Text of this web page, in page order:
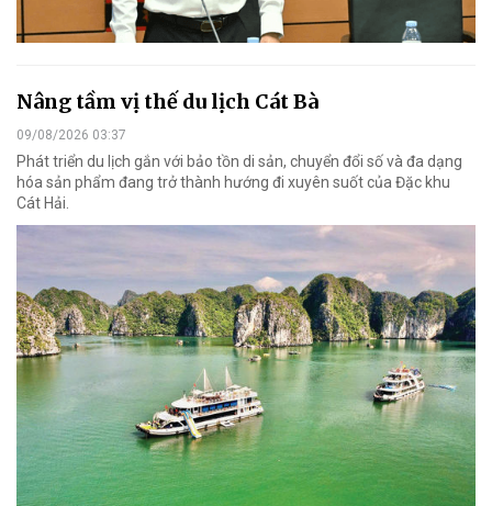
Nâng tầm vị thế du lịch Cát Bà
09/08/2026 03:37
Phát triển du lịch gắn với bảo tồn di sản, chuyển đổi số và đa dạng
hóa sản phẩm đang trở thành hướng đi xuyên suốt của Đặc khu
Cát Hải.